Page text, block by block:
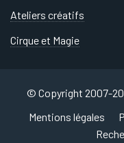
Ateliers créatifs
Cirque et Magie
© Copyright 2007-
Mentions légales